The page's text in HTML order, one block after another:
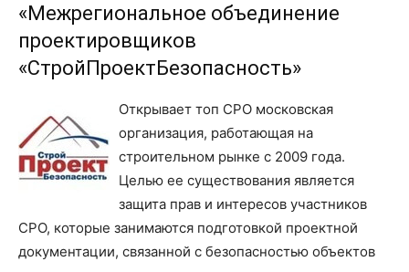
«Межрегиональное объединение
проектировщиков
«СтройПроектБезопасность»
Открывает топ СРО московская
организация, работающая на
строительном рынке с 2009 года.
Целью ее существования является
защита прав и интересов участников
СРО, которые занимаются подготовкой проектной
документации, связанной с безопасностью объектов